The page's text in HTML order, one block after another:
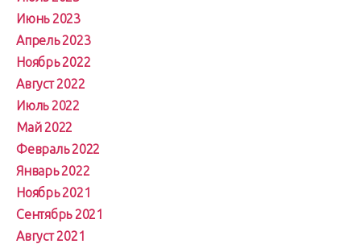
Июнь 2023
Апрель 2023
Ноябрь 2022
Август 2022
Июль 2022
Май 2022
Февраль 2022
Январь 2022
Ноябрь 2021
Сентябрь 2021
Август 2021